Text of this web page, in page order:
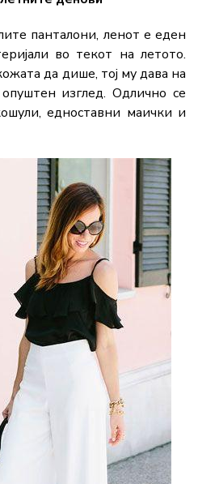
панталони, ленот е еден
во текот на летото.
да дише, тој му дава на
изглед. Одлично се
едноставни маички и